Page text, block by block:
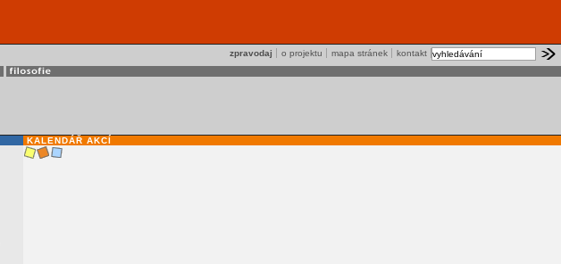
kontakt
mapa stránek
o projektu
zpravodaj
KALENDÁŘ AKCÍ